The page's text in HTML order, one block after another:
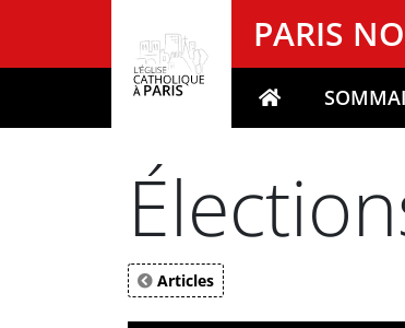
PARIS
Votre recherche
Articles